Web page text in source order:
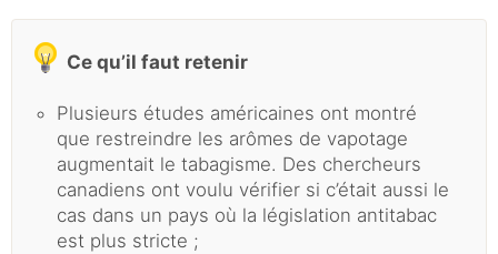
Ce qu’il faut retenir
Plusieurs études américaines ont montré
que restreindre les arômes de vapotage
augmentait le tabagisme. Des chercheurs
canadiens ont voulu vérifier si c’était aussi le
cas dans un pays où la législation antitabac
est plus stricte ;